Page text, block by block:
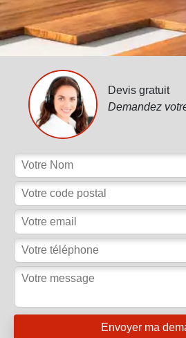
Devis gratuit
Demandez